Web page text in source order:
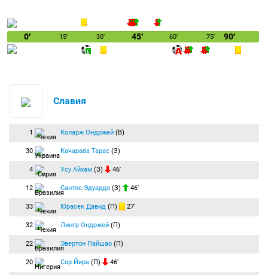
0′ 15′ 30′ 45′ 60′ 75′ 90′
Славия
1 Коларж Ондржей (В)
30 Качараба Тарас (З)
4 Усу Айхам (З) 46′
12 Сантос Эдуардо (З) 46′
33 Юрасек Давид (П) 27′
32 Лингр Ондржей (П)
22 Эвертон Пайшао (П)
20 Сор Йира (П) 46′